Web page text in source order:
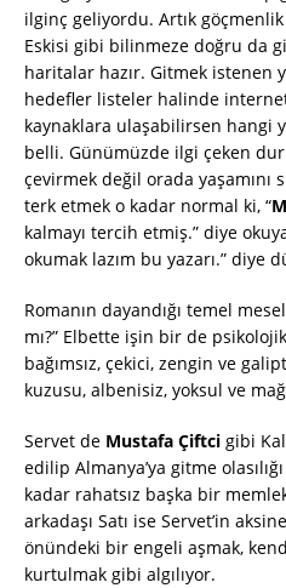
ilginç geliyordu. Artık
Eskisi gibi bilinmeze doğru da
haritalar hazır. Gitmek istenen
hedefler listeler halinde
kaynaklara ulaşabilirsen hangi
belli. Günümüzde ilgi çeken
çevirmek değil orada yaşamını
terk etmek o kadar normal ki, “
kalmayı tercih etmiş.” diye
okumak lazım bu yazarı.” diye
Romanın dayandığı temel
mı?” Elbette işin bir de
bağımsız, çekici, zengin ve
kuzusu, albenisiz, yoksul ve
Servet de Mustafa Çiftci gibi
edilip Almanya’ya gitme
kadar rahatsız başka bir
arkadaşı Satı ise Servet’in
önündeki bir engeli aşmak,
kurtulmak gibi algılıyor.